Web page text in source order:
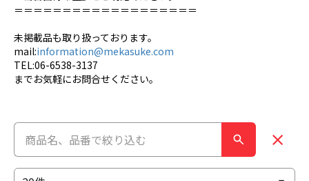
＝＝＝＝＝＝＝＝＝＝＝＝＝＝＝＝＝＝＝
未掲載品も取り扱っております。
mail:information@mekasuke.com
TEL:06-6538-3137
までお気軽にお問合せください。